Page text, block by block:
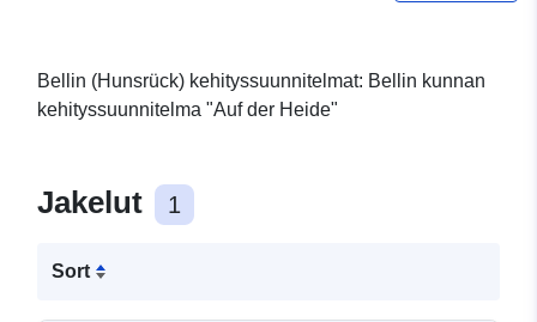
Bellin (Hunsrück) kehityssuunnitelmat: Bellin kunnan
kehityssuunnitelma "Auf der Heide"
Jakelut 1
Sort